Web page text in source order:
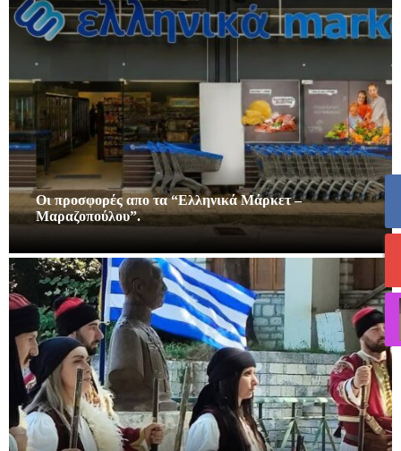
Οι προσφορές απο τα “Ελληνικά Μάρκετ –
Μαραζοπούλου”.